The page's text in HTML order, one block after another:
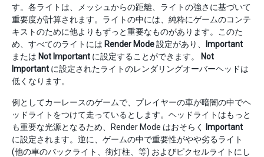
す。各ライトは、メッシュからの距離、ライトの強さに基づいて
重要度が計算されます。ライトの中には、純粋にゲームのコンテ
キストのために他よりもずっと重要なものがあります。このた
め、すべてのライトには Render Mode設定があり、
Important
または Not Important に設定することができます。
Not
Important に設定されたライトのレンダリングオーバーヘッドは
低くなります。
例としてカーレースのゲームで、プレイヤーの車が暗闇の中でヘ
ッドライトをつけて走っているとします。ヘッドライトはもっと
も重要な光源となるため、Render Mode はおそらく
Important
に設定されます。逆に、ゲームの中で重要性がやや劣るライト
(他の車のバックライト、街灯柱、等) およびピクセルライトにし